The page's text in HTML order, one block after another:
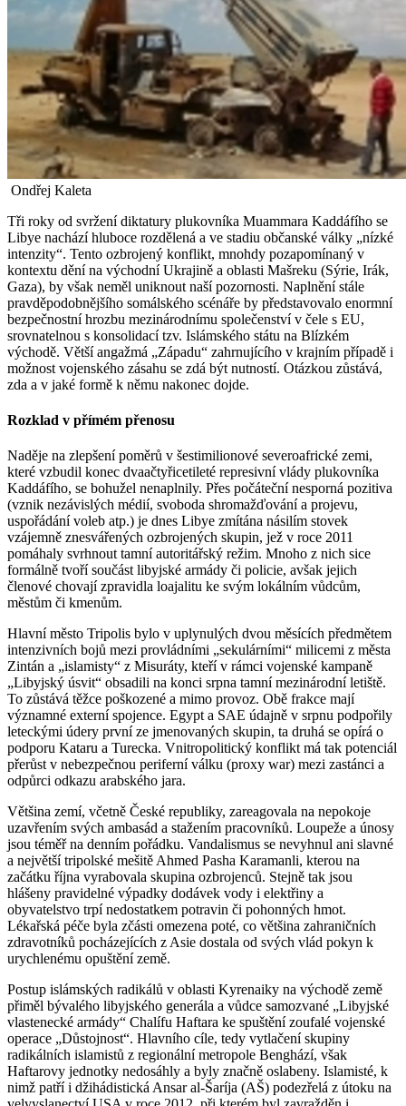
Ondřej Kaleta
Tři roky od svržení diktatury plukovníka Muammara Kaddáfího se
Libye nachází hluboce rozdělená a ve stadiu občanské války „nízké
intenzity“. Tento ozbrojený konflikt, mnohdy pozapomínaný v
kontextu dění na východní Ukrajině a oblasti Mašreku (Sýrie, Irák,
Gaza), by však neměl uniknout naší pozornosti. Naplnění stále
pravděpodobnějšího somálského scénáře by představovalo enormní
bezpečnostní hrozbu mezinárodnímu společenství v čele s EU,
srovnatelnou s konsolidací tzv. Islámského státu na Blízkém
východě. Větší angažmá „Západu“ zahrnujícího v krajním případě i
možnost vojenského zásahu se zdá být nutností. Otázkou zůstává,
zda a v jaké formě k němu nakonec dojde.
Rozklad v přímém přenosu
Naděje na zlepšení poměrů v šestimilionové severoafrické zemi,
které vzbudil konec dvaačtyřicetileté represivní vlády plukovníka
Kaddáfího, se bohužel nenaplnily. Přes počáteční nesporná pozitiva
(vznik nezávislých médií, svoboda shromažďování a projevu,
uspořádání voleb atp.) je dnes Libye zmítána násilím stovek
vzájemně znesvářených ozbrojených skupin, jež v roce 2011
pomáhaly svrhnout tamní autoritářský režim. Mnoho z nich sice
formálně tvoří součást libyjské armády či policie, avšak jejich
členové chovají zpravidla loajalitu ke svým lokálním vůdcům,
městům či kmenům.
Hlavní město Tripolis bylo v uplynulých dvou měsících předmětem
intenzivních bojů mezi provládními „sekulárními“ milicemi z města
Zintán a „islamisty“ z Misuráty, kteří v rámci vojenské kampaně
„Libyjský úsvit“ obsadili na konci srpna tamní mezinárodní letiště.
To zůstává těžce poškozené a mimo provoz. Obě frakce mají
významné externí spojence. Egypt a SAE údajně v srpnu podpořily
leteckými údery první ze jmenovaných skupin, ta druhá se opírá o
podporu Kataru a Turecka. Vnitropolitický konflikt má tak potenciál
přerůst v nebezpečnou periferní válku (proxy war) mezi zastánci a
odpůrci odkazu arabského jara.
Většina zemí, včetně České republiky, zareagovala na nepokoje
uzavřením svých ambasád a stažením pracovníků. Loupeže a únosy
jsou téměř na denním pořádku. Vandalismus se nevyhnul ani slavné
a největší tripolské mešitě Ahmed Pasha Karamanli, kterou na
začátku října vyrabovala skupina ozbrojenců. Stejně tak jsou
hlášeny pravidelné výpadky dodávek vody i elektřiny a
obyvatelstvo trpí nedostatkem potravin či pohonných hmot.
Lékařská péče byla zčásti omezena poté, co většina zahraničních
zdravotníků pocházejících z Asie dostala od svých vlád pokyn k
urychlenému opuštění země.
Postup islámských radikálů v oblasti Kyrenaiky na východě země
přiměl bývalého libyjského generála a vůdce samozvané „Libyjské
vlastenecké armády“ Chalífu Haftara ke spuštění zoufalé vojenské
operace „Důstojnost“. Hlavního cíle, tedy vytlačení skupiny
radikálních islamistů z regionální metropole Benghází, však
Haftarovy jednotky nedosáhly a byly značně oslabeny. Islamisté, k
nimž patří i džihádistická Ansar al-Šaríja (AŠ) podezřelá z útoku na